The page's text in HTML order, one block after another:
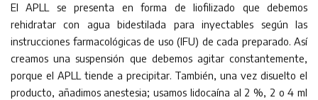
El APLL se presenta en forma de liofilizado que debemos
rehidratar con agua bidestilada para inyectables según las
instrucciones farmacológicas de uso (IFU) de cada preparado. Así
creamos una suspensión que debemos agitar constantemente,
porque el APLL tiende a precipitar. También, una vez disuelto el
producto, añadimos anestesia; usamos lidocaína al 2 %, 2 o 4 ml